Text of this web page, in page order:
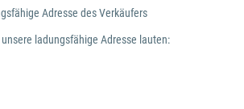
Adresse des Verkäufers
ladungsfähige Adresse lauten: